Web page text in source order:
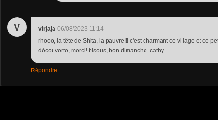
V virjaja 06/08/2023 11:14
rhooo, la tête de Shita, la pauvre!!! c'est charmant ce village et ce
découverte, merci! bisous, bon dimanche. cathy
Répondre